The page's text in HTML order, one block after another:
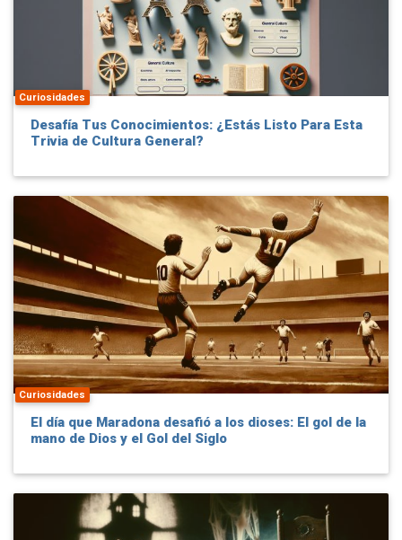
Curiosidades
Desafía Tus Conocimientos: ¿Estás Listo Para Esta
Trivia de Cultura General?
Curiosidades
El día que Maradona desafió a los dioses: El gol de la
mano de Dios y el Gol del Siglo